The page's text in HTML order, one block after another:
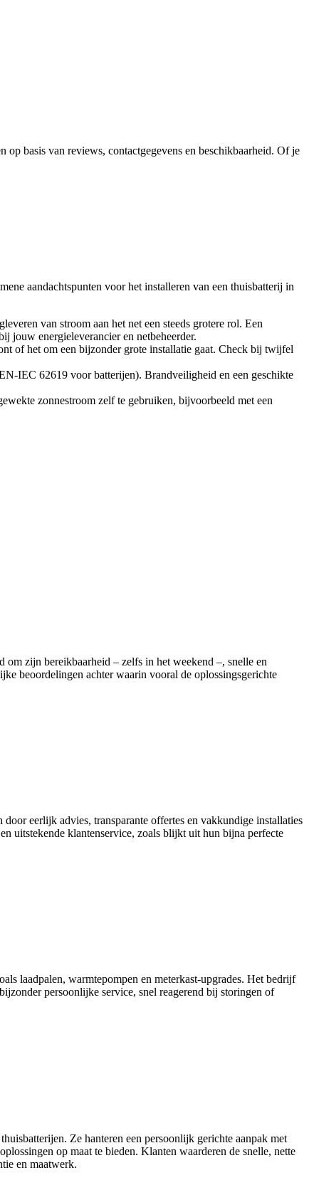
op basis van reviews, contactgegevens en beschikbaarheid. Of je
aandachtspunten voor het installeren van een thuisbatterij in
van stroom aan het net een steeds grotere rol. Een
jouw energieleverancier en netbeheerder.
of het om een bijzonder grote installatie gaat. Check bij twijfel
IEC 62619 voor batterijen). Brandveiligheid en een geschikte
zonnestroom zelf te gebruiken, bijvoorbeeld met een
zijn bereikbaarheid – zelfs in het weekend –, snelle en
beoordelingen achter waarin vooral de oplossingsgerichte
eerlijk advies, transparante offertes en vakkundige installaties
uitstekende klantenservice, zoals blijkt uit hun bijna perfecte
laadpalen, warmtepompen en meterkast-upgrades. Het bedrijf
persoonlijke service, snel reagerend bij storingen of
Ze hanteren een persoonlijk gerichte aanpak met
op maat te bieden. Klanten waarderen de snelle, nette
en maatwerk.